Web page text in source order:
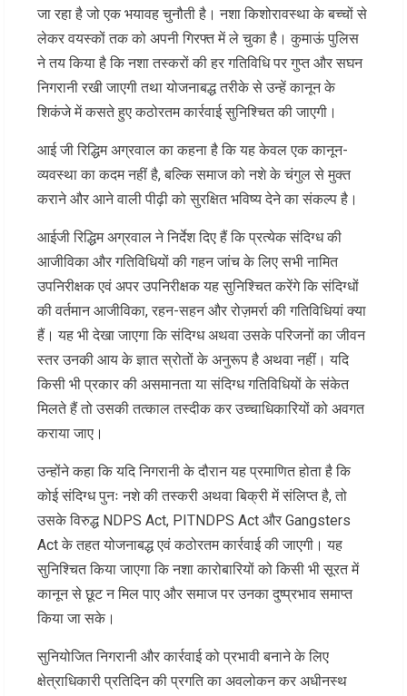
जा रहा है जो एक भयावह चुनौती है। नशा किशोरावस्था के बच्चों से
लेकर वयस्कों तक को अपनी गिरफ्त में ले चुका है। कुमाऊं पुलिस
ने तय किया है कि नशा तस्करों की हर गतिविधि पर गुप्त और सघन
निगरानी रखी जाएगी तथा योजनाबद्ध तरीके से उन्हें कानून के
शिकंजे में कसते हुए कठोरतम कार्रवाई सुनिश्चित की जाएगी।
आई जी रिद्धिम अग्रवाल का कहना है कि यह केवल एक कानून-
व्यवस्था का कदम नहीं है, बल्कि समाज को नशे के चंगुल से मुक्त
कराने और आने वाली पीढ़ी को सुरक्षित भविष्य देने का संकल्प है।
आईजी रिद्धिम अग्रवाल ने निर्देश दिए हैं कि प्रत्येक संदिग्ध की
आजीविका और गतिविधियों की गहन जांच के लिए सभी नामित
उपनिरीक्षक एवं अपर उपनिरीक्षक यह सुनिश्चित करेंगे कि संदिग्धों
की वर्तमान आजीविका, रहन-सहन और रोज़मर्रा की गतिविधियां क्या
हैं। यह भी देखा जाएगा कि संदिग्ध अथवा उसके परिजनों का जीवन
स्तर उनकी आय के ज्ञात स्रोतों के अनुरूप है अथवा नहीं। यदि
किसी भी प्रकार की असमानता या संदिग्ध गतिविधियों के संकेत
मिलते हैं तो उसकी तत्काल तस्दीक कर उच्चाधिकारियों को अवगत
कराया जाए।
उन्होंने कहा कि यदि निगरानी के दौरान यह प्रमाणित होता है कि
कोई संदिग्ध पुनः नशे की तस्करी अथवा बिक्री में संलिप्त है, तो
उसके विरुद्ध NDPS Act, PITNDPS Act और Gangsters
Act के तहत योजनाबद्ध एवं कठोरतम कार्रवाई की जाएगी। यह
सुनिश्चित किया जाएगा कि नशा कारोबारियों को किसी भी सूरत में
कानून से छूट न मिल पाए और समाज पर उनका दुष्प्रभाव समाप्त
किया जा सके।
सुनियोजित निगरानी और कार्रवाई को प्रभावी बनाने के लिए
क्षेत्राधिकारी प्रतिदिन की प्रगति का अवलोकन कर अधीनस्थ